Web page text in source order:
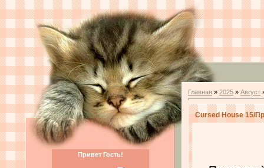
Привет Гость!
Главная » 2025 » Август
Cursed House 15/